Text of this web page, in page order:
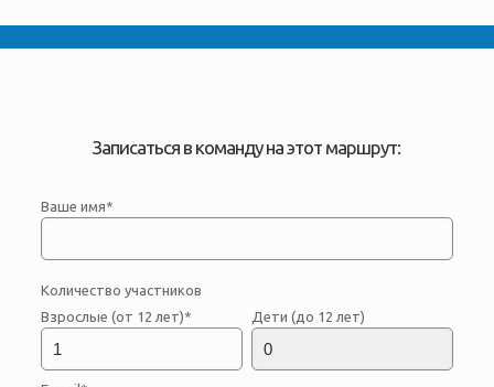
Записаться в команду на этот маршрут:
Ваше имя*
Количество участников
Взрослые (от 12 лет)*
Дети (до 12 лет)